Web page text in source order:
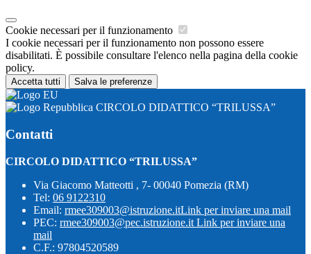
Cookie necessari per il funzionamento
I cookie necessari per il funzionamento non possono essere
disabilitati. È possibile consultare l'elenco nella pagina della cookie
policy.
Accetta tutti Salva le preferenze
CIRCOLO DIDATTICO “TRILUSSA”
Contatti
CIRCOLO DIDATTICO “TRILUSSA”
Via Giacomo Matteotti , 7- 00040 Pomezia (RM)
Tel: 06 9122310
Email: rmee309003@istruzione.itLink per inviare una mail
PEC: rmee309003@pec.istruzione.it Link per inviare una
mail
C.F.: 97804520589